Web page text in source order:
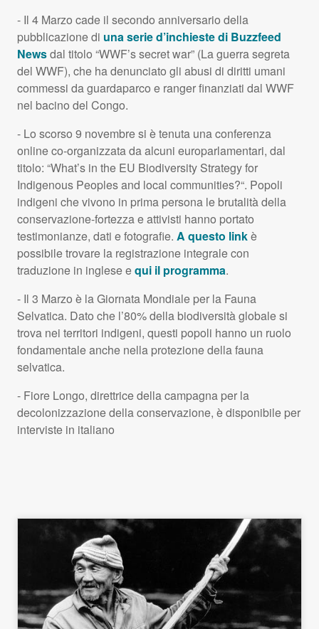
- Il 4 Marzo cade il secondo anniversario della
pubblicazione di una serie d’inchieste di Buzzfeed
Newsdal titolo “WWF’s secret war” (La guerra segreta
del WWF), che ha denunciato gli abusi di diritti umani
commessi da guardaparco e ranger finanziati dal WWF
nel bacino del Congo.
- Lo scorso 9 novembre si è tenuta una conferenza
online co-organizzata da alcuni europarlamentari, dal
titolo: “What’s in the EU Biodiversity Strategy for
Indigenous Peoples and local communities?“. Popoli
indigeni che vivono in prima persona le brutalità della
conservazione-fortezza e attivisti hanno portato
testimonianze, dati e fotografie. A questo linkè
possibile trovare la registrazione integrale con
traduzione in inglese equi il programma.
- Il 3 Marzo è la Giornata Mondiale per la Fauna
Selvatica. Dato che l’80% della biodiversità globale si
trova nei territori indigeni, questi popoli hanno un ruolo
fondamentale anche nella protezione della fauna
selvatica.
- Fiore Longo, direttrice della campagna per la
decolonizzazione della conservazione, è disponibile per
interviste in italiano